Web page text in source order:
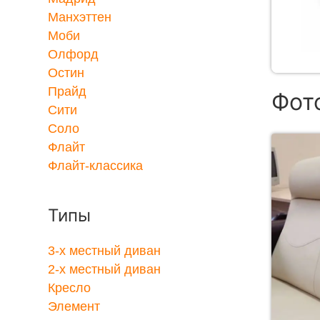
Манхэттен
Моби
Олфорд
Остин
Прайд
Сити
Соло
Флайт
Флайт-классика
Типы
3-x местный диван
2-x местный диван
Кресло
Элемент